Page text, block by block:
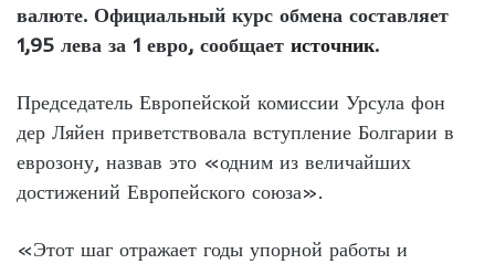
валюте. Официальный курс обмена составляет
1,95 лева за 1 евро, сообщает источник.
Председатель Европейской комиссии Урсула фон
дер Ляйен приветствовала вступление Болгарии в
еврозону, назвав это «одним из величайших
достижений Европейского союза».
«Этот шаг отражает годы упорной работы и